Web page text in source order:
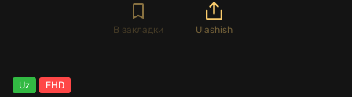
В закладки Ulashish
Uz FHD